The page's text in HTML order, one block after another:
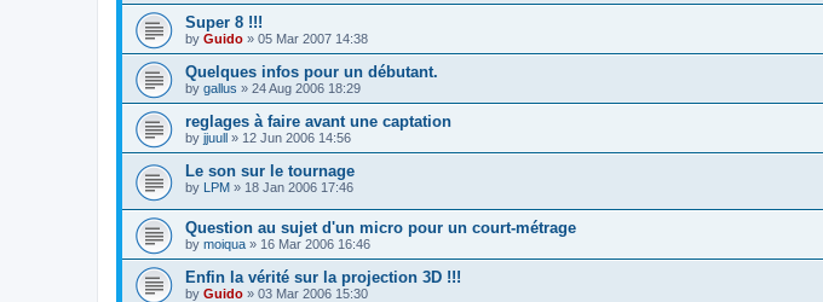
Super 8 !!!
by Guido » 05 Mar 2007 14:38
Quelques infos pour un débutant.
by gallus » 24 Aug 2006 18:29
reglages à faire avant une captation
by jjuull » 12 Jun 2006 14:56
Le son sur le tournage
by LPM » 18 Jan 2006 17:46
Question au sujet d'un micro pour un court-métrage
by moiqua » 16 Mar 2006 16:46
Enfin la vérité sur la projection 3D !!!
by Guido » 03 Mar 2006 15:30